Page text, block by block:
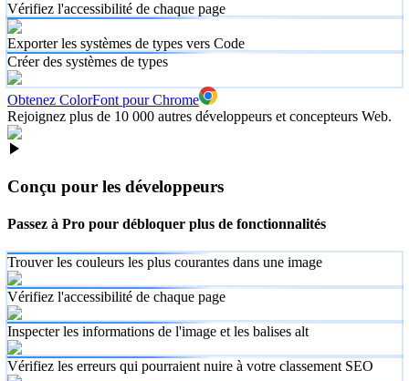
Vérifiez l'accessibilité de chaque page
Exporter les systèmes de types vers Code
Créer des systèmes de types
Obtenez ColorFont pour Chrome
Rejoignez plus de 10 000 autres développeurs et concepteurs Web.
Conçu pour les développeurs
Passez à Pro pour débloquer plus de fonctionnalités
Trouver les couleurs les plus courantes dans une image
Vérifiez l'accessibilité de chaque page
Inspecter les informations de l'image et les balises alt
Vérifiez les erreurs qui pourraient nuire à votre classement SEO